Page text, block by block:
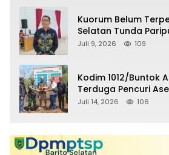
Kuorum Belum
Selatan Tunda
Raperda
Juli 9, 2026 109
Kodim 1012/Buntok
Terduga Pencuri
Sitaan Satgas PKH,
Juli 14, 2026 106